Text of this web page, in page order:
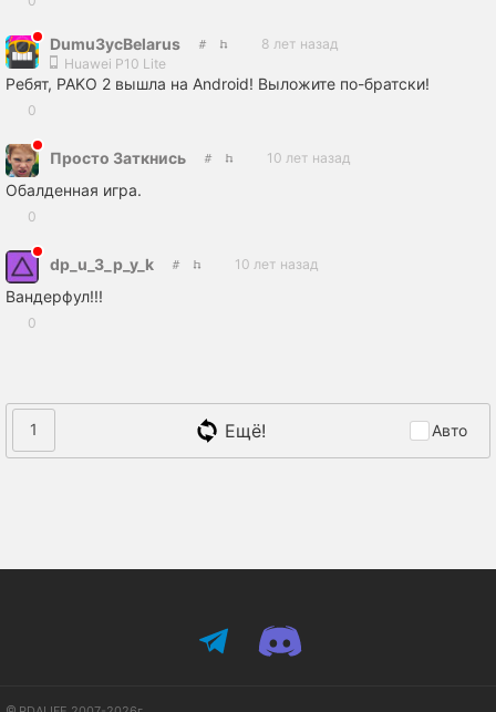
Dumu3ycBelarus
8 лет назад
Huawei P10 Lite
Ребят, PAKO 2 вышла на Android! Выложите по-братски!
0
Просто 3аткнись 10 лет назад
Обалденная игра.
0
dp_u_3_p_y_k 10 лет назад
Вандерфул!!!
0
1 Ещё! Авто